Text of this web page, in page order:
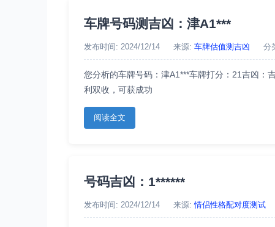
车牌号码测吉凶：津A1***
发布时间: 2024/12/14 来源: 车牌估值测吉凶 分
您分析的车牌号码：津A1***车牌打分：21吉凶：
利双收，可获成功
阅读全文
号码吉凶：1******
发布时间: 2024/12/14 来源:情侣性格配对度测试